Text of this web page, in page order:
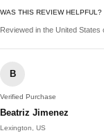
WAS THIS REVIEW HELPFUL?
Reviewed in the United States
B
Verified Purchase
Beatriz Jimenez
Lexington, US